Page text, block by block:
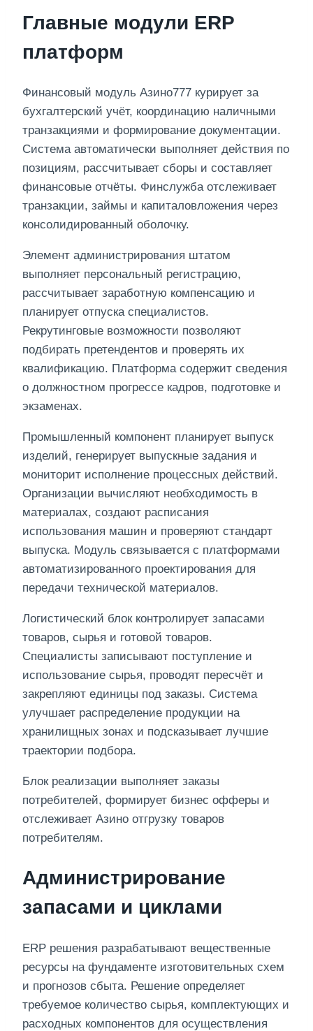
Главные модули ERP
платформ
Финансовый модуль Азино777 курирует за
бухгалтерский учёт, координацию наличными
транзакциями и формирование документации.
Система автоматически выполняет действия по
позициям, рассчитывает сборы и составляет
финансовые отчёты. Финслужба отслеживает
транзакции, займы и капиталовложения через
консолидированный оболочку.
Элемент администрирования штатом
выполняет персональный регистрацию,
рассчитывает заработную компенсацию и
планирует отпуска специалистов.
Рекрутинговые возможности позволяют
подбирать претендентов и проверять их
квалификацию. Платформа содержит сведения
о должностном прогрессе кадров, подготовке и
экзаменах.
Промышленный компонент планирует выпуск
изделий, генерирует выпускные задания и
мониторит исполнение процессных действий.
Организации вычисляют необходимость в
материалах, создают расписания
использования машин и проверяют стандарт
выпуска. Модуль связывается с платформами
автоматизированного проектирования для
передачи технической материалов.
Логистический блок контролирует запасами
товаров, сырья и готовой товаров.
Специалисты записывают поступление и
использование сырья, проводят пересчёт и
закрепляют единицы под заказы. Система
улучшает распределение продукции на
хранилищных зонах и подсказывает лучшие
траектории подбора.
Блок реализации выполняет заказы
потребителей, формирует бизнес офферы и
отслеживает Азино отгрузку товаров
потребителям.
Администрирование
запасами и циклами
ERP решения разрабатывают вещественные
ресурсы на фундаменте изготовительных схем
и прогнозов сбыта. Решение определяет
требуемое количество сырья, комплектующих и
расходных компонентов для осуществления